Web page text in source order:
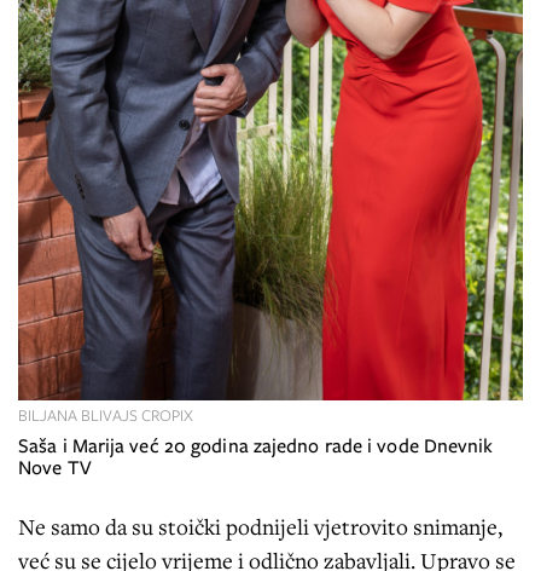
Saša i Marija već 20 godina zajedno rade i vode Dnevnik
Nove TV
BILJANA BLIVAJS CROPIX
Ne samo da su stoički podnijeli vjetrovito snimanje,
već su se cijelo vrijeme i odlično zabavljali. Upravo se